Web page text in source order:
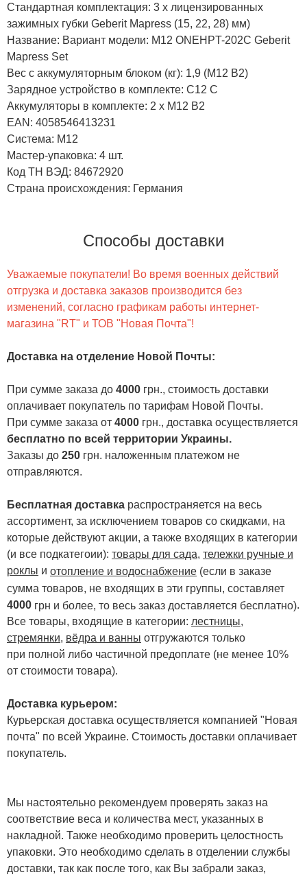
Стандартная комплектация: 3 x лицензированных
зажимных губки Geberit Mapress (15, 22, 28) мм)
Название: Вариант модели: M12 ONEHPT-202C Geberit
Mapress Set
Вес с аккумуляторным блоком (кг): 1,9 (M12 B2)
Зарядное устройство в комплекте: C12 C
Аккумуляторы в комплекте: 2 x M12 B2
EAN: 4058546413231
Система: M12
Мастер-упаковка: 4 шт.
Код ТН ВЭД: 84672920
Страна происхождения: Германия
Способы доставки
Уважаемые покупатели! Во время военных действий
отгрузка и доставка заказов производится без
изменений, согласно графикам работы интернет-
магазина "RT" и ТОВ "Новая Почта"!
Доставка на отделение Новой Почты:
При сумме заказа до 4000 грн., стоимость доставки
оплачивает покупатель по тарифам Новой Почты.
При сумме заказа от 4000 грн., доставка осуществляется
бесплатно по всей территории Украины.
Заказы до 250 грн. наложенным платежом не
отправляются.
Бесплатная доставка распространяется на весь
ассортимент, за исключением товаров со скидками, на
которые действуют акции, а также входящих в категории
(и все подкатегоии): товары для сада, тележки ручные и
роклы и отопление и водоснабжение (если в заказе
сумма товаров, не входящих в эти группы, составляет
4000 грн и более, то весь заказ доставляется бесплатно).
Все товары, входящие в категории: лестницы,
стремянки, вёдра и ванны отгружаются только
при полной либо частичной предоплате (не менее 10%
от стоимости товара).
Доставка курьером:
Курьерская доставка осуществляется компанией "Новая
почта" по всей Украине. Стоимость доставки оплачивает
покупатель.
Мы настоятельно рекомендуем проверять заказ на
соответствие веса и количества мест, указанных в
накладной. Также необходимо проверить целостность
упаковки. Это необходимо сделать в отделении службы
доставки, так как после того, как Вы забрали заказ,